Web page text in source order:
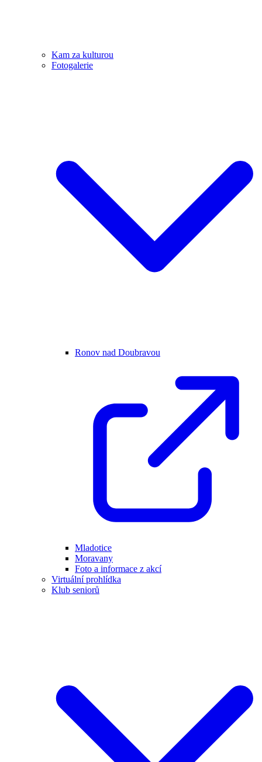
Kam za kulturou
Fotogalerie
Ronov nad Doubravou
Mladotice
Moravany
Foto a informace z akcí
Virtuální prohlídka
Klub seniorů